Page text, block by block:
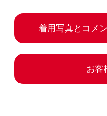
着用写真とコメ
お客